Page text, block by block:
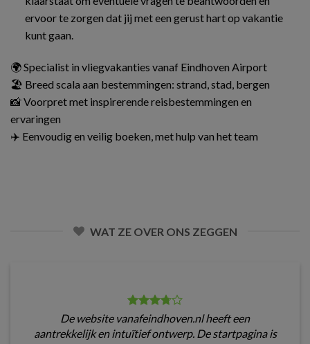
ervoor te zorgen dat jij met een gerust hart op vakantie
kunt gaan.
🌍 Specialist in vliegvakanties vanaf Eindhoven Airport
🏖️ Breed scala aan bestemmingen: strand, stad, bergen
📸 Voorpret met inspirerende reisbestemmingen en
ervaringen
✈️ Eenvoudig en veilig boeken, met hulp van het team
WAT ZE OVER ONS ZEGGEN
De website vanafeindhoven.nl heeft een
aantrekkelijk en intuïtief ontwerp. De startpagina is